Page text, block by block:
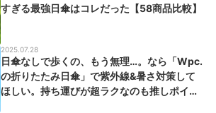
すぎる最強日傘はコレだった【58商品比較】
2025.07.28
日傘なしで歩くの、もう無理…。なら「Wpc.
の折りたたみ日傘」で紫外線&暑さ対策して
ほしい。持ち運びが超ラクなのも推しポイン